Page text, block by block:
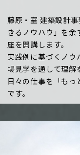
藤原・室 建築設計
きるノウハウ」を
座を開講します。
実践例に基づくノウ
場見学を通して理解
日々の仕事を「も
です。